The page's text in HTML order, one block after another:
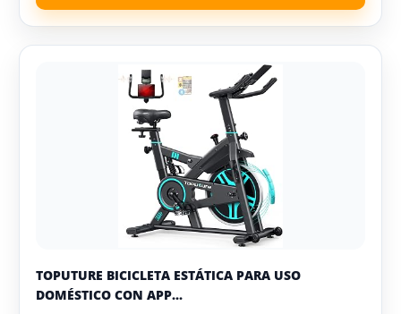
TOPUTURE BICICLETA ESTÁTICA PARA USO
DOMÉSTICO CON APP...